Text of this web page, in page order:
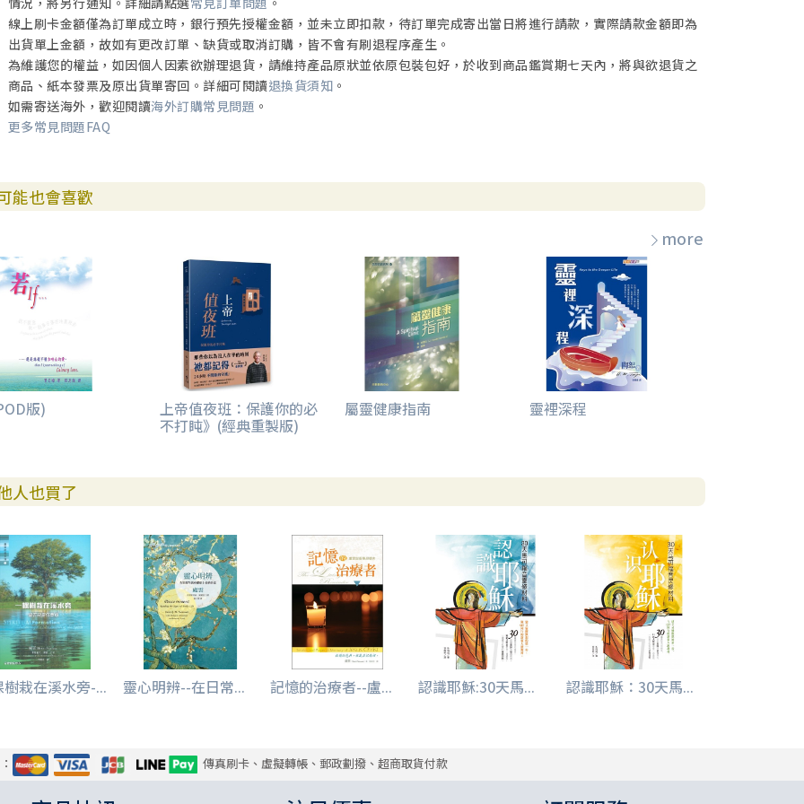
線上刷卡金額僅為訂單成立時，銀行預先授權金額，並未立即扣款，待訂單完成寄出當日將進行請款，實際請款金額即為
出貨單上金額，故如有更改訂單、缺貨或取消訂購，皆不會有刷退程序產生。
為維護您的權益，如因個人因素欲辦理退貨，請維持產品原狀並依原包裝包好，於收到商品鑑賞期七天內，將與欲退貨之
商品、紙本發票及原出貨單寄回。詳細可閱讀退換貨須知 。
如需寄送海外，歡迎閱讀海外訂購常見問題 。
更多常見問題FAQ
能也會喜歡
more
版) 上帝值夜班：保護你的必
不打盹》(經典重製版)
屬靈健康指南 靈裡深程
人也買了
栽在溪水旁-... 靈心明辨--在日常... 記憶的治療者--盧... 認識耶穌:30天馬... 認識耶穌：30天馬...
傳真刷卡、虛擬轉帳、郵政劃撥、超商取貨付款